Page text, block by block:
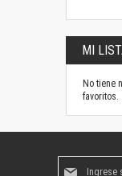
MI
No tiene
favoritos.